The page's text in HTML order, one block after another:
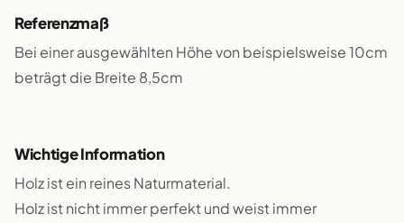
Referenzmaß
Bei einer ausgewählten Höhe von beispielsweise 10cm
beträgt die Breite 8,5cm
Wichtige Information
Holz ist ein reines Naturmaterial.
Holz ist nicht immer perfekt und weist immer